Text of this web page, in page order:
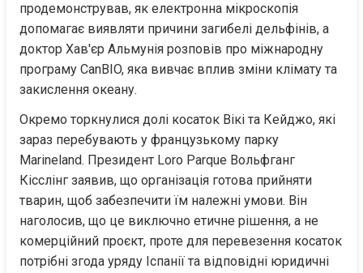
продемонстрував, як електронна мікроскопія
допомагає виявляти причини загибелі дельфінів, а
доктор Хав'єр Альмунія розповів про міжнародну
програму CanBIO, яка вивчає вплив зміни клімату та
закислення океану.
Окремо торкнулися долі косаток Вікі та Кейджо, які
зараз перебувають у французькому парку
Marineland. Президент Loro Parque Вольфганг
Кісслінг заявив, що організація готова прийняти
тварин, щоб забезпечити їм належні умови. Він
наголосив, що це виключно етичне рішення, а не
комерційний проєкт, проте для перевезення косаток
потрібні згода уряду Іспанії та відповідні юридичні